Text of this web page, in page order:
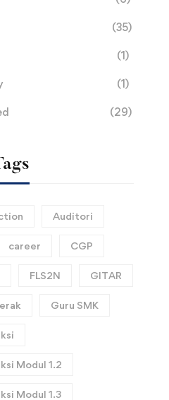
(35)
(1)
(1)
(29)
Auditori
career CGP
FLS2N GITAR
Guru SMK
Modul 1.2
Modul 1.3